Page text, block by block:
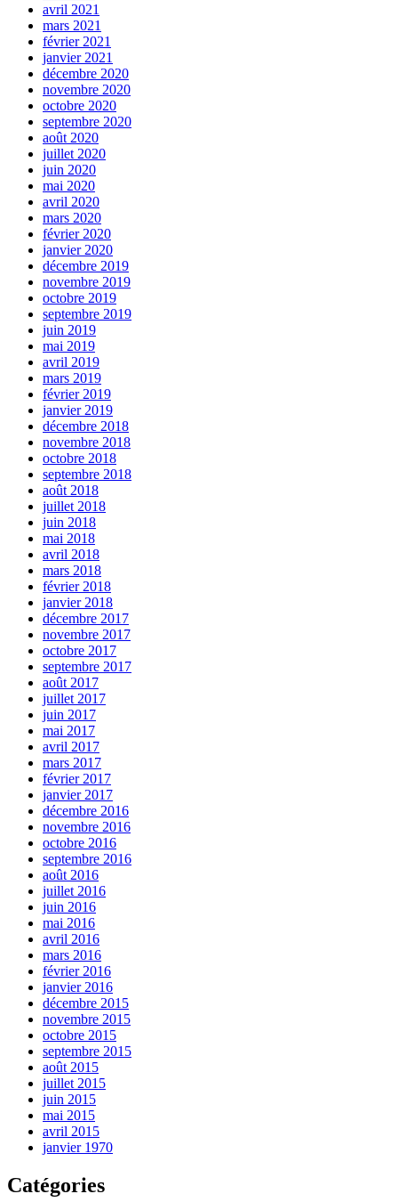
avril 2021
mars 2021
février 2021
janvier 2021
décembre 2020
novembre 2020
octobre 2020
septembre 2020
août 2020
juillet 2020
juin 2020
mai 2020
avril 2020
mars 2020
février 2020
janvier 2020
décembre 2019
novembre 2019
octobre 2019
septembre 2019
juin 2019
mai 2019
avril 2019
mars 2019
février 2019
janvier 2019
décembre 2018
novembre 2018
octobre 2018
septembre 2018
août 2018
juillet 2018
juin 2018
mai 2018
avril 2018
mars 2018
février 2018
janvier 2018
décembre 2017
novembre 2017
octobre 2017
septembre 2017
août 2017
juillet 2017
juin 2017
mai 2017
avril 2017
mars 2017
février 2017
janvier 2017
décembre 2016
novembre 2016
octobre 2016
septembre 2016
août 2016
juillet 2016
juin 2016
mai 2016
avril 2016
mars 2016
février 2016
janvier 2016
décembre 2015
novembre 2015
octobre 2015
septembre 2015
août 2015
juillet 2015
juin 2015
mai 2015
avril 2015
janvier 1970
Catégories